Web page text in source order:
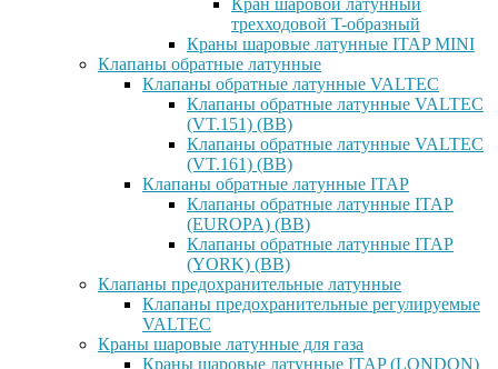
Кран шаровой латунный
трехходовой T-образный
Краны шаровые латунные ITAP MINI
Клапаны обратные латунные
Клапаны обратные латунные VALTEC
Клапаны обратные латунные VALTEC
(VT.151) (ВВ)
Клапаны обратные латунные VALTEC
(VT.161) (ВВ)
Клапаны обратные латунные ITAP
Клапаны обратные латунные ITAP
(EUROPA) (ВВ)
Клапаны обратные латунные ITAP
(YORK) (ВВ)
Клапаны предохранительные латунные
Клапаны предохранительные регулируемые
VALTEC
Краны шаровые латунные для газа
Краны шаровые латунные ITAP (LONDON)